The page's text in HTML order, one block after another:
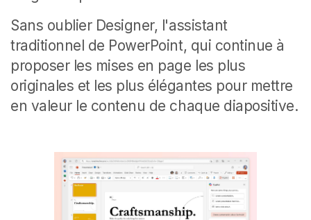
Sans oublier Designer, l'assistant
traditionnel de PowerPoint, qui continue à
proposer les mises en page les plus
originales et les plus élégantes pour mettre
en valeur le contenu de chaque diapositive.